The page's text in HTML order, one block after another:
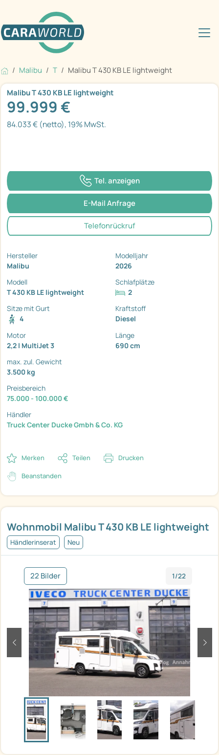
Malibu T Malibu T 430 KB LE lightweight
Wohnmobil Malibu T 430 KB LE lightweight
Händlerinserat Neu
22 Bilder 1/22
zurück
Malibu T 430 KB LE lightweight
99.999 €
84.033 € (netto), 19% MwSt.
Tel. anzeigen
E-Mail Anfrage
Telefonrückruf
Hersteller
Malibu
Modelljahr
2026
Modell
T 430 KB LE lightweight
Schlafplätze
2
Sitze mit Gurt
4
Kraftstoff
Diesel
Motor
2,2 l MultiJet 3
Länge
690 cm
max. zul. Gewicht
3.500 kg
Preisbereich
75.000 - 100.000 €
Händler
Truck Center Ducke Gmbh & Co. KG
Merken Teilen Drucken
Beanstanden